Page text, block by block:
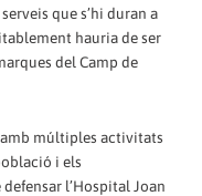
que s’hi duran a
hauria de ser
del Camp de
múltiples activitats
i els
l’Hospital Joan